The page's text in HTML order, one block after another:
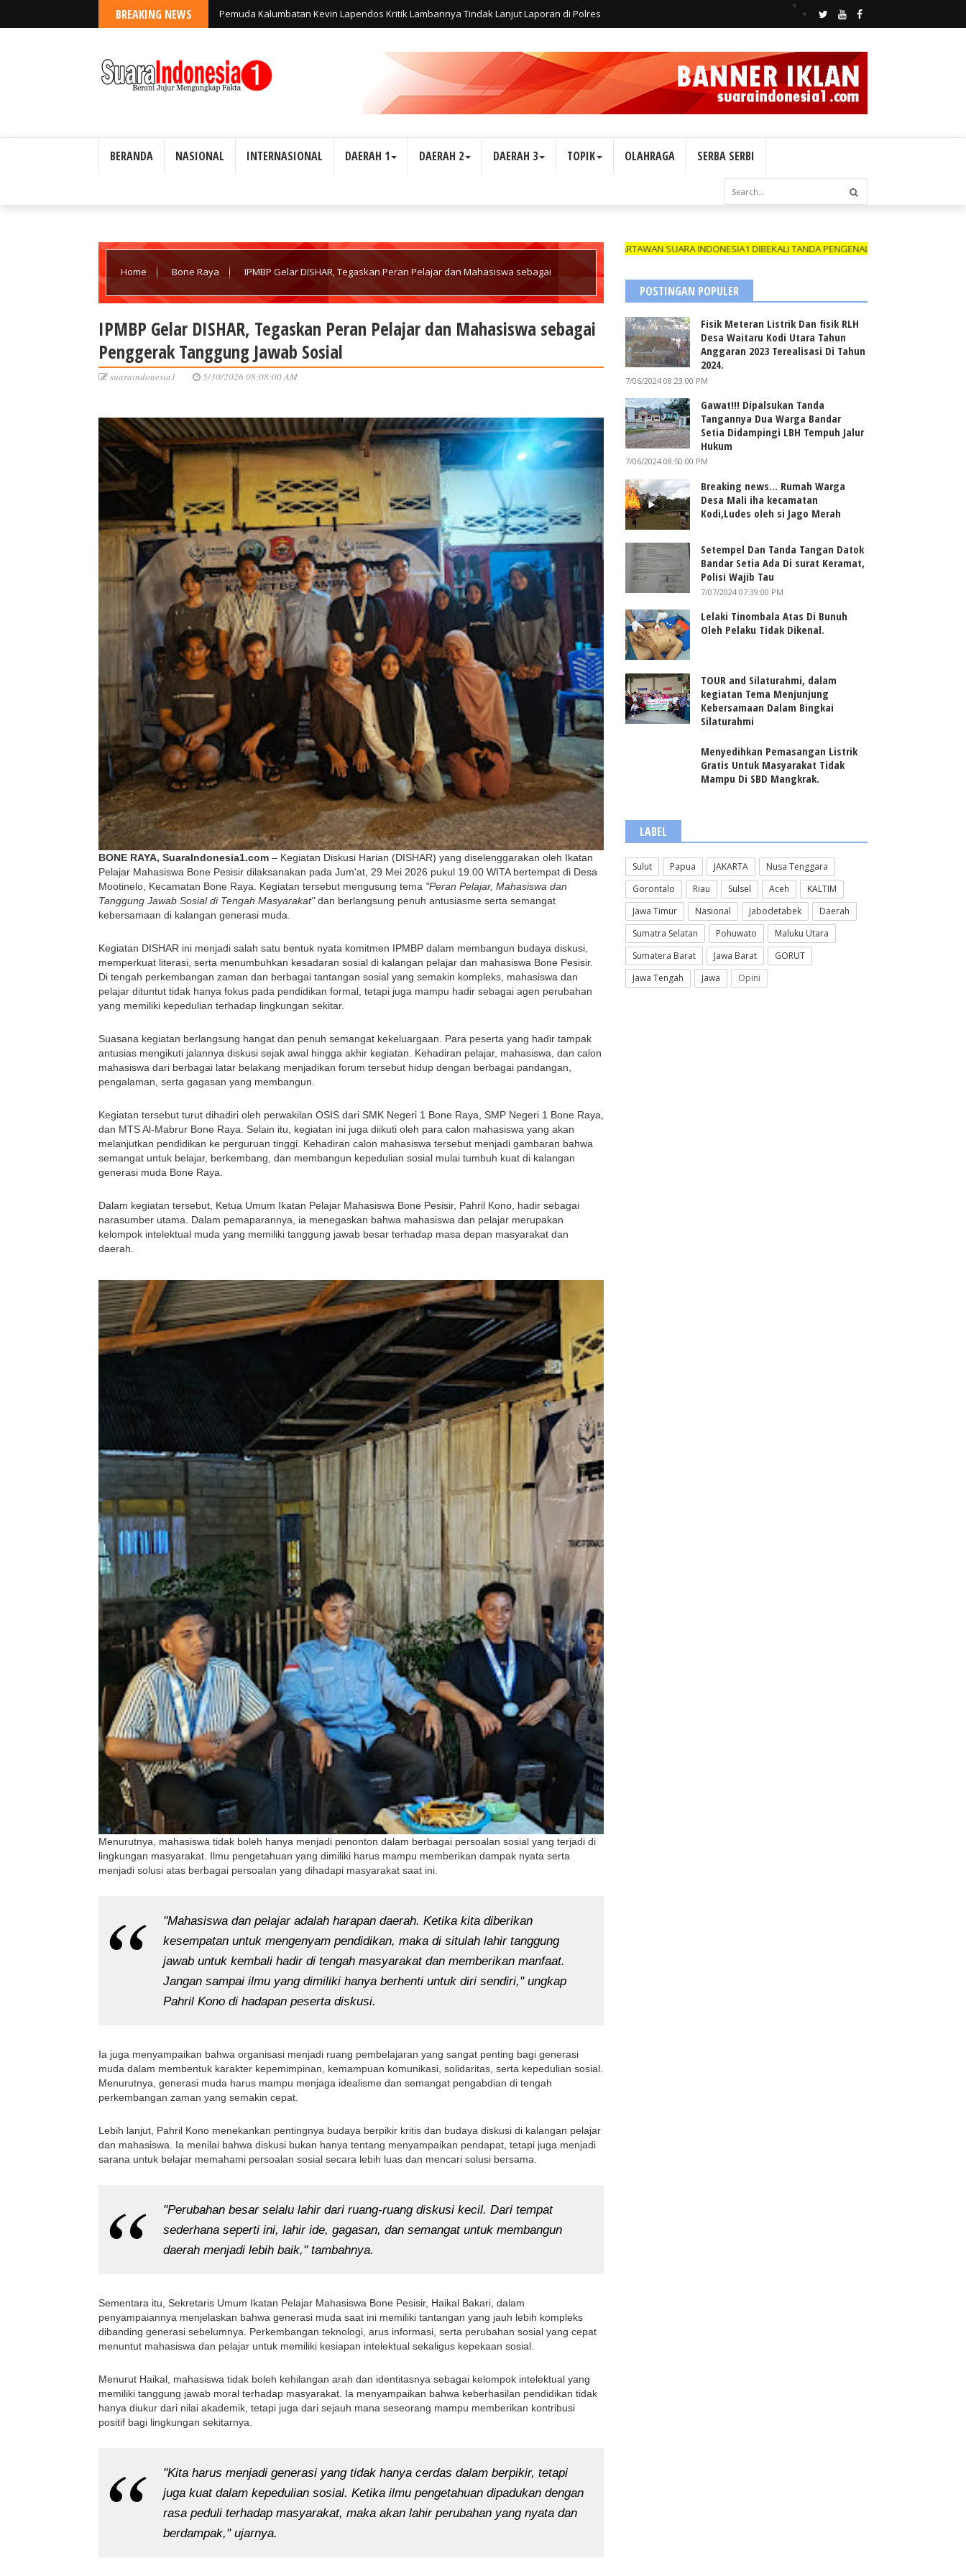
BREAKING NEWS Pemuda Kalumbatan Kevin Lapendos Kritik Lambannya Tindak Lanjut Laporan di Polres
BERANDA NASIONAL INTERNASIONAL DAERAH 1 DAERAH 2 DAERAH 3 TOPIK OLAHRAGA SERBA SERBI
Home Bone Raya IPMBP Gelar DISHAR, Tegaskan Peran Pelajar dan Mahasiswa sebagai
IPMBP Gelar DISHAR, Tegaskan Peran Pelajar dan Mahasiswa sebagai
Penggerak Tanggung Jawab Sosial
suaraindonesia1 5/30/2026 08:08:00 AM
BONE RAYA, SuaraIndonesia1.com – Kegiatan Diskusi Harian (DISHAR) yang diselenggarakan oleh Ikatan
Pelajar Mahasiswa Bone Pesisir dilaksanakan pada Jum'at, 29 Mei 2026 pukul 19.00 WITA bertempat di Desa
Mootinelo, Kecamatan Bone Raya. Kegiatan tersebut mengusung tema "Peran Pelajar, Mahasiswa dan
Tanggung Jawab Sosial di Tengah Masyarakat" dan berlangsung penuh antusiasme serta semangat
kebersamaan di kalangan generasi muda.
Kegiatan DISHAR ini menjadi salah satu bentuk nyata komitmen IPMBP dalam membangun budaya diskusi,
memperkuat literasi, serta menumbuhkan kesadaran sosial di kalangan pelajar dan mahasiswa Bone Pesisir.
Di tengah perkembangan zaman dan berbagai tantangan sosial yang semakin kompleks, mahasiswa dan
pelajar dituntut tidak hanya fokus pada pendidikan formal, tetapi juga mampu hadir sebagai agen perubahan
yang memiliki kepedulian terhadap lingkungan sekitar.
Suasana kegiatan berlangsung hangat dan penuh semangat kekeluargaan. Para peserta yang hadir tampak
antusias mengikuti jalannya diskusi sejak awal hingga akhir kegiatan. Kehadiran pelajar, mahasiswa, dan calon
mahasiswa dari berbagai latar belakang menjadikan forum tersebut hidup dengan berbagai pandangan,
pengalaman, serta gagasan yang membangun.
Kegiatan tersebut turut dihadiri oleh perwakilan OSIS dari SMK Negeri 1 Bone Raya, SMP Negeri 1 Bone Raya,
dan MTS Al-Mabrur Bone Raya. Selain itu, kegiatan ini juga diikuti oleh para calon mahasiswa yang akan
melanjutkan pendidikan ke perguruan tinggi. Kehadiran calon mahasiswa tersebut menjadi gambaran bahwa
semangat untuk belajar, berkembang, dan membangun kepedulian sosial mulai tumbuh kuat di kalangan
generasi muda Bone Raya.
Dalam kegiatan tersebut, Ketua Umum Ikatan Pelajar Mahasiswa Bone Pesisir, Pahril Kono, hadir sebagai
narasumber utama. Dalam pemaparannya, ia menegaskan bahwa mahasiswa dan pelajar merupakan
kelompok intelektual muda yang memiliki tanggung jawab besar terhadap masa depan masyarakat dan
daerah.
Menurutnya, mahasiswa tidak boleh hanya menjadi penonton dalam berbagai persoalan sosial yang terjadi di
lingkungan masyarakat. Ilmu pengetahuan yang dimiliki harus mampu memberikan dampak nyata serta
menjadi solusi atas berbagai persoalan yang dihadapi masyarakat saat ini.
"Mahasiswa dan pelajar adalah harapan daerah. Ketika kita diberikan
kesempatan untuk mengenyam pendidikan, maka di situlah lahir tanggung
jawab untuk kembali hadir di tengah masyarakat dan memberikan manfaat.
Jangan sampai ilmu yang dimiliki hanya berhenti untuk diri sendiri," ungkap
Pahril Kono di hadapan peserta diskusi.
Ia juga menyampaikan bahwa organisasi menjadi ruang pembelajaran yang sangat penting bagi generasi
muda dalam membentuk karakter kepemimpinan, kemampuan komunikasi, solidaritas, serta kepedulian sosial.
Menurutnya, generasi muda harus mampu menjaga idealisme dan semangat pengabdian di tengah
perkembangan zaman yang semakin cepat.
Lebih lanjut, Pahril Kono menekankan pentingnya budaya berpikir kritis dan budaya diskusi di kalangan pelajar
dan mahasiswa. Ia menilai bahwa diskusi bukan hanya tentang menyampaikan pendapat, tetapi juga menjadi
sarana untuk belajar memahami persoalan sosial secara lebih luas dan mencari solusi bersama.
"Perubahan besar selalu lahir dari ruang-ruang diskusi kecil. Dari tempat
sederhana seperti ini, lahir ide, gagasan, dan semangat untuk membangun
daerah menjadi lebih baik," tambahnya.
Sementara itu, Sekretaris Umum Ikatan Pelajar Mahasiswa Bone Pesisir, Haikal Bakari, dalam
penyampaiannya menjelaskan bahwa generasi muda saat ini memiliki tantangan yang jauh lebih kompleks
dibanding generasi sebelumnya. Perkembangan teknologi, arus informasi, serta perubahan sosial yang cepat
menuntut mahasiswa dan pelajar untuk memiliki kesiapan intelektual sekaligus kepekaan sosial.
Menurut Haikal, mahasiswa tidak boleh kehilangan arah dan identitasnya sebagai kelompok intelektual yang
memiliki tanggung jawab moral terhadap masyarakat. Ia menyampaikan bahwa keberhasilan pendidikan tidak
hanya diukur dari nilai akademik, tetapi juga dari sejauh mana seseorang mampu memberikan kontribusi
positif bagi lingkungan sekitarnya.
"Kita harus menjadi generasi yang tidak hanya cerdas dalam berpikir, tetapi
juga kuat dalam kepedulian sosial. Ketika ilmu pengetahuan dipadukan dengan
rasa peduli terhadap masyarakat, maka akan lahir perubahan yang nyata dan
berdampak," ujarnya.
WARTAWAN SUARA INDONESIA1 DIBEKALI TANDA PENGENAL (ID CARD) YANG MASIH BERLAKU
POSTINGAN POPULER
Fisik Meteran Listrik Dan fisik RLH
Desa Waitaru Kodi Utara Tahun
Anggaran 2023 Terealisasi Di Tahun
2024.
7/06/2024 08:23:00 PM
Gawat!!! Dipalsukan Tanda
Tangannya Dua Warga Bandar
Setia Didampingi LBH Tempuh Jalur
Hukum
7/06/2024 08:50:00 PM
Breaking news... Rumah Warga
Desa Mali iha kecamatan
Kodi,Ludes oleh si Jago Merah
Setempel Dan Tanda Tangan Datok
Bandar Setia Ada Di surat Keramat,
Polisi Wajib Tau
7/07/2024 07:39:00 PM
Lelaki Tinombala Atas Di Bunuh
Oleh Pelaku Tidak Dikenal.
TOUR and Silaturahmi, dalam
kegiatan Tema Menjunjung
Kebersamaan Dalam Bingkai
Silaturahmi
Menyedihkan Pemasangan Listrik
Gratis Untuk Masyarakat Tidak
Mampu Di SBD Mangkrak.
LABEL
Sulut Papua JAKARTA
Nusa Tenggara
Gorontalo
Riau Sulsel Aceh
KALTIM
Jawa Timur
Nasional Jabodetabek
Daerah
Sumatra Selatan
Pohuwato
Maluku Utara
Sumatera Barat
Jawa Barat
GORUT
Jawa Tengah
Jawa Opini